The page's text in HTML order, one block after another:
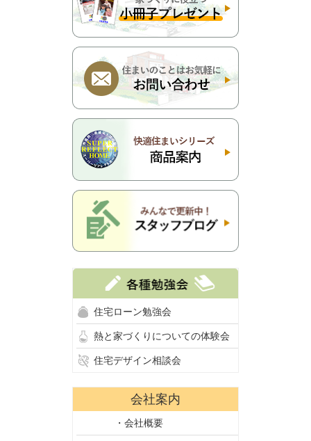
住宅ローン勉強会
熱と家づくりについての体験会
住宅デザイン相談会
会社案内
・会社概要